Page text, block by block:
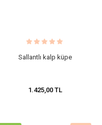
Sallantlı kalp küpe
1.425,00 TL